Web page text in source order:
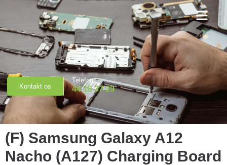
Kontakt os
Telefon
44 18 37 29
(F) Samsung Galaxy A12
Nacho (A127) Charging Board